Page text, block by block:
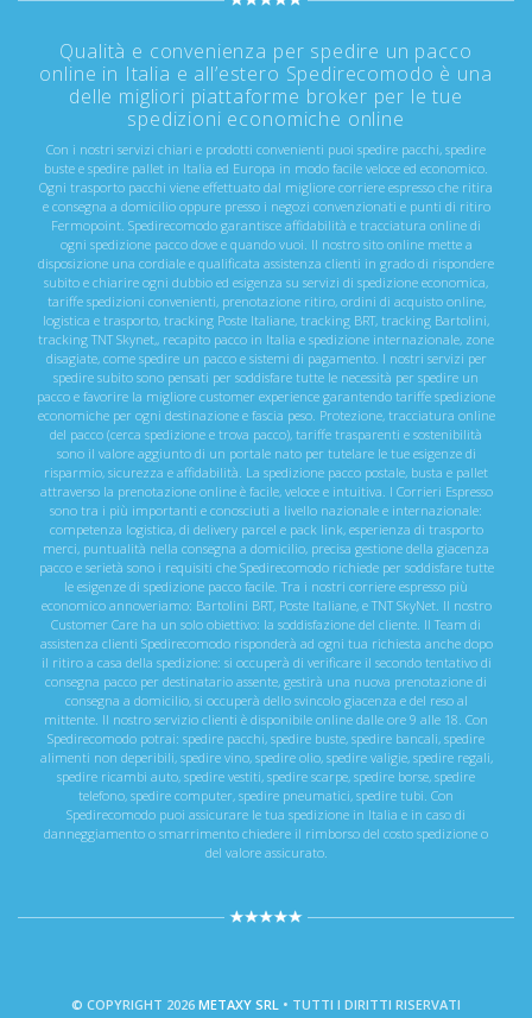
Qualità e convenienza per spedire un pacco
online in Italia e all’estero Spedirecomodo è una
delle migliori piattaforme broker per le tue
spedizioni economiche online
Con i nostri servizi chiari e prodotti convenienti puoi spedire pacchi, spedire
buste e spedire pallet in Italia ed Europa in modo facile veloce ed economico.
Ogni trasporto pacchi viene effettuato dal migliore corriere espresso che ritira
e consegna a domicilio oppure presso i negozi convenzionati e punti di ritiro
Fermopoint. Spedirecomodo garantisce affidabilità e tracciatura online di
ogni spedizione pacco dove e quando vuoi. Il nostro sito online mette a
disposizione una cordiale e qualificata assistenza clienti in grado di rispondere
subito e chiarire ogni dubbio ed esigenza su servizi di spedizione economica,
tariffe spedizioni convenienti, prenotazione ritiro, ordini di acquisto online,
logistica e trasporto, tracking Poste Italiane, tracking BRT, tracking Bartolini,
tracking TNT Skynet,, recapito pacco in Italia e spedizione internazionale, zone
disagiate, come spedire un pacco e sistemi di pagamento. I nostri servizi per
spedire subito sono pensati per soddisfare tutte le necessità per spedire un
pacco e favorire la migliore customer experience garantendo tariffe spedizione
economiche per ogni destinazione e fascia peso. Protezione, tracciatura online
del pacco (cerca spedizione e trova pacco), tariffe trasparenti e sostenibilità
sono il valore aggiunto di un portale nato per tutelare le tue esigenze di
risparmio, sicurezza e affidabilità. La spedizione pacco postale, busta e pallet
attraverso la prenotazione online è facile, veloce e intuitiva. I Corrieri Espresso
sono tra i più importanti e conosciuti a livello nazionale e internazionale:
competenza logistica, di delivery parcel e pack link, esperienza di trasporto
merci, puntualità nella consegna a domicilio, precisa gestione della giacenza
pacco e serietà sono i requisiti che Spedirecomodo richiede per soddisfare tutte
le esigenze di spedizione pacco facile. Tra i nostri corriere espresso più
economico annoveriamo: Bartolini BRT, Poste Italiane, e TNT SkyNet. Il nostro
Customer Care ha un solo obiettivo: la soddisfazione del cliente. Il Team di
assistenza clienti Spedirecomodo risponderà ad ogni tua richiesta anche dopo
il ritiro a casa della spedizione: si occuperà di verificare il secondo tentativo di
consegna pacco per destinatario assente, gestirà una nuova prenotazione di
consegna a domicilio, si occuperà dello svincolo giacenza e del reso al
mittente. Il nostro servizio clienti è disponibile online dalle ore 9 alle 18. Con
Spedirecomodo potrai: spedire pacchi, spedire buste, spedire bancali, spedire
alimenti non deperibili, spedire vino, spedire olio, spedire valigie, spedire regali,
spedire ricambi auto, spedire vestiti, spedire scarpe, spedire borse, spedire
telefono, spedire computer, spedire pneumatici, spedire tubi. Con
Spedirecomodo puoi assicurare le tua spedizione in Italia e in caso di
danneggiamento o smarrimento chiedere il rimborso del costo spedizione o
del valore assicurato.
© COPYRIGHT 2026 METAXY SRL • TUTTI I DIRITTI RISERVATI